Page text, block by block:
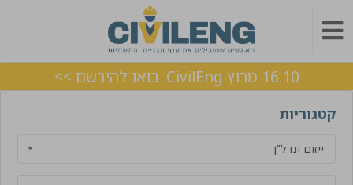
16.10 מרוץ CivilEng. בואו להירשם >>
קטגוריות
ייזום ונדל"ן